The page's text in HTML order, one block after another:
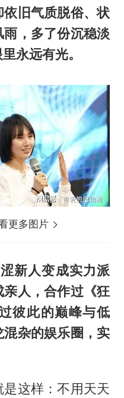
旧气质脱俗、状
，多了份沉稳淡
永远有光。
更多图片
新人变成实力派
人，合作过《狂
彼此的巅峰与低
杂的娱乐圈，实
这样：不用天天